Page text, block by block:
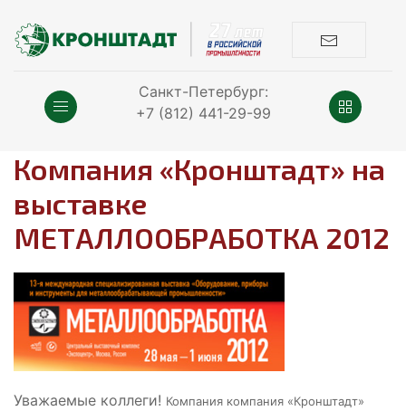
Санкт-Петербург:
+7 (812) 441-29-99
Компания «Кронштадт» на
выставке
МЕТАЛЛООБРАБОТКА 2012
Уважаемые коллеги! Компания компания «Кронштадт»